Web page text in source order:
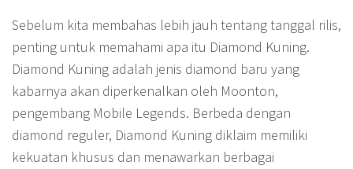
Sebelum kita membahas lebih jauh tentang tanggal rilis,
penting untuk memahami apa itu Diamond Kuning.
Diamond Kuning adalah jenis diamond baru yang
kabarnya akan diperkenalkan oleh Moonton,
pengembang Mobile Legends. Berbeda dengan
diamond reguler, Diamond Kuning diklaim memiliki
kekuatan khusus dan menawarkan berbagai